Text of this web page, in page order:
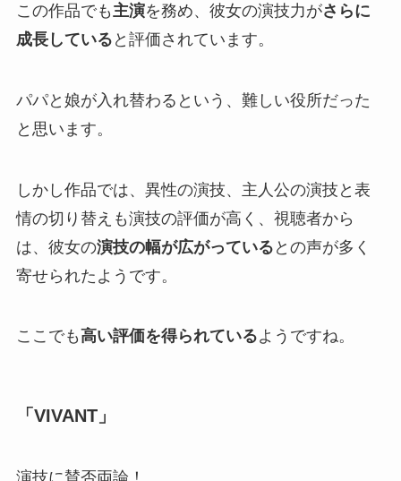
この作品でも 主演を務め、彼女の演技力がさらに
成長している と評価されています。
パパと娘が入れ替わるという、難しい役所だった
と思います。
しかし作品では、異性の演技、主人公の演技と表
情の切り替えも演技の評価が高く、視聴者から
は、彼女の演技の幅が広がっている との声が多く
寄せられたようです。
ここでも高い評価を得られているようですね。
「VIVANT」
演技に賛否両論！